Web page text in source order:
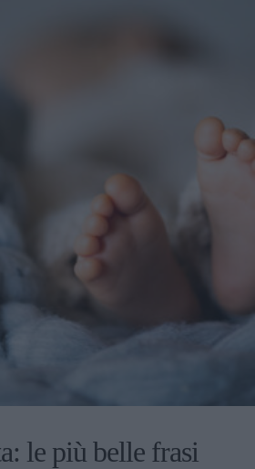
le più belle frasi